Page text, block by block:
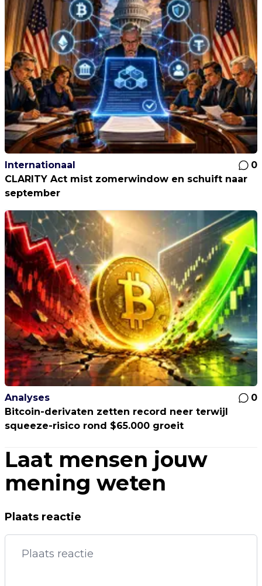
Internationaal
0
CLARITY Act mist zomerwindow en schuift naar
september
Analyses
0
Bitcoin-derivaten zetten record neer terwijl
squeeze-risico rond $65.000 groeit
Laat mensen jouw
mening weten
Plaats reactie